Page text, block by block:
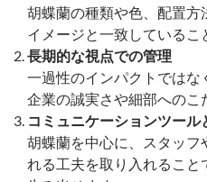
胡蝶蘭の種類や色、配置方
イメージと一致しているこ
長期的な視点での管理
一過性のインパクトではな
企業の誠実さや細部へのこ
コミュニケーションツール
胡蝶蘭を中心に、スタッフ
れる工夫を取り入れるこ